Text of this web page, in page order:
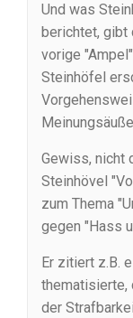
Und was
berichtet, gibt
vorige
Steinhöfel
Gewiss, nicht
Steinhövel
zum Thema
gegen "Hass
Er zitiert z.B.
thematisierte,
der